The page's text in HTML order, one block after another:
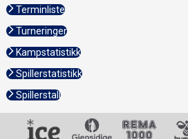
Terminliste
Turneringer
Kampstatistikk
Spillerstatistikk
Spillerstall